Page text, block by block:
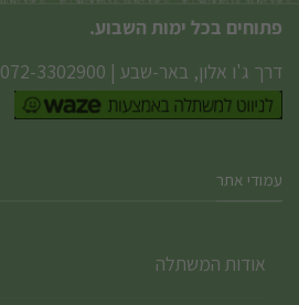
פתוחים בכל ימות השבוע.
דרך ג'ו אלון, באר-שבע |
072-3302900
עמודי אתר
אודות המשתלה